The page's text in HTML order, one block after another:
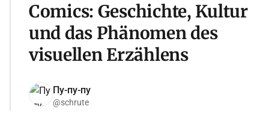
Comics: Geschichte, Kultur
und das Phänomen des
visuellen Erzählens
Пу-пу-пу
@schrute